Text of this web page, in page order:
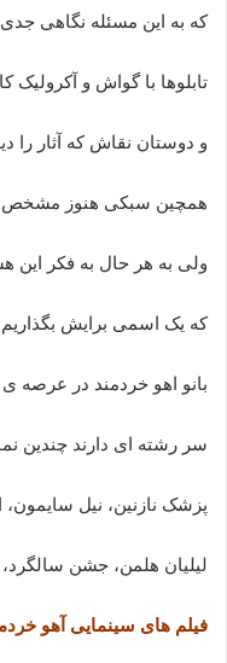
که به این مسئله نگاهی
تابلوها با گواش و
و دوستان نقاش که آثار را
همچین سبکی هنوز مشخص
ولی به هر حال به فکر این
که یک اسمی برایش
بانو اهو خردمند در عرصه
سر رشته ای دارند چندین
پزشک نازنین، نیل
لیلیان هلمن، جشن
فیلم های سینمایی آهو